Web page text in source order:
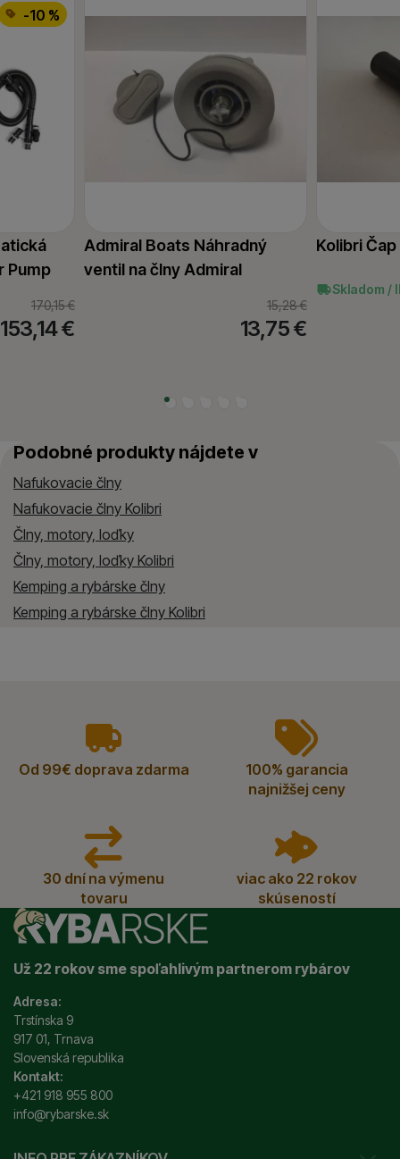
Admiral Boats Náhradný
ventil na člny Admiral
15,28€
13,75€
Kolibri
Skladom /
-10 %
Pump
170,15€
153,14€
Podobné produkty nájdete v
Nafukovacie člny
Nafukovacie člny Kolibri
Člny, motory, loďky
Člny, motory, loďky Kolibri
Kemping a rybárske člny
Kemping a rybárske člny Kolibri
vyhody
Od 99€ doprava zdarma
100% garancia
najnižšej ceny
30 dní na výmenu
tovaru
viac ako 22 rokov
skúseností
Už 22 rokov sme spoľahlivým partnerom rybárov
Adresa:
Trstínska 9
917 01, Trnava
Slovenská republika
Kontakt:
+421 918 955 800
info@rybarske.sk